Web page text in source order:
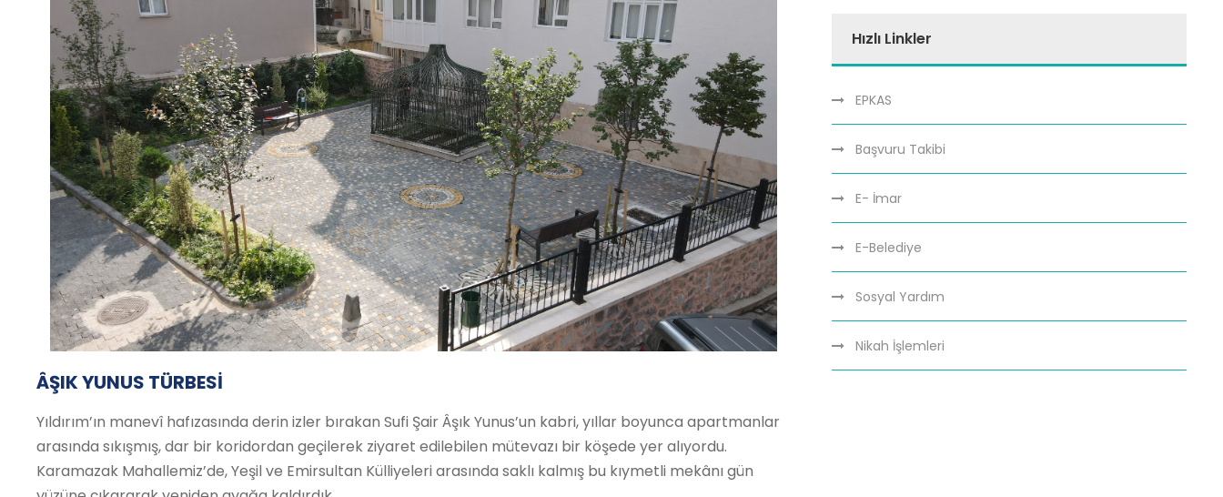
ÂŞIK YUNUS TÜRBESİ
Yıldırım’ın manevî hafızasında derin izler bırakan Sufi Şair Âşık Yunus’un kabri, yıllar boyunca apartmanlar
arasında sıkışmış, dar bir koridordan geçilerek ziyaret edilebilen mütevazı bir köşede yer alıyordu.
Karamazak Mahallemiz’de, Yeşil ve Emirsultan Külliyeleri arasında saklı kalmış bu kıymetli mekânı gün
Hızlı Linkler
EPKAS
Başvuru Takibi
E- İmar
E-Belediye
Sosyal Yardım
Nikah İşlemleri